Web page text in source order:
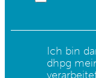
Ich bin
dhpg